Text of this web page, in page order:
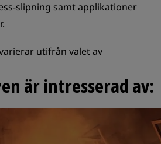
slipning samt applikationer
utifrån valet av
är intresserad av: